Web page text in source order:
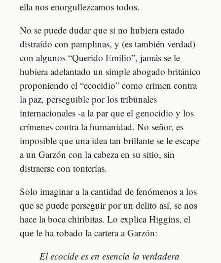
ella nos enorgullezcamos todos.
No se puede dudar que si no hubiera estado
distraído con pamplinas, y (es también verdad)
con algunos “Querido Emilio”, jamás se le
hubiera adelantado un simple abogado británico
proponiendo el “ecocidio” como crimen contra
la paz, perseguible por los tribunales
internacionales -a la par que el genocidio y los
crímenes contra la humanidad. No señor, es
imposible que una idea tan brillante se le escape
a un Garzón con la cabeza en su sitio, sin
distraerse con tonterías.
Solo imaginar a la cantidad de fenómenos a los
que se puede perseguir por un delito así, se nos
hace la boca chiribitas. Lo explica Higgins, el
que le ha robado la cartera a Garzón:
El ecocide es en esencia la verdadera